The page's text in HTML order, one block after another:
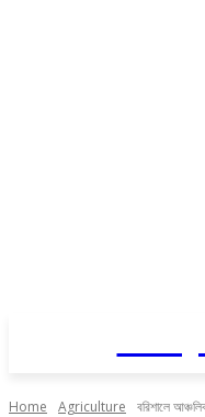
Home Agriculture বরিশালে